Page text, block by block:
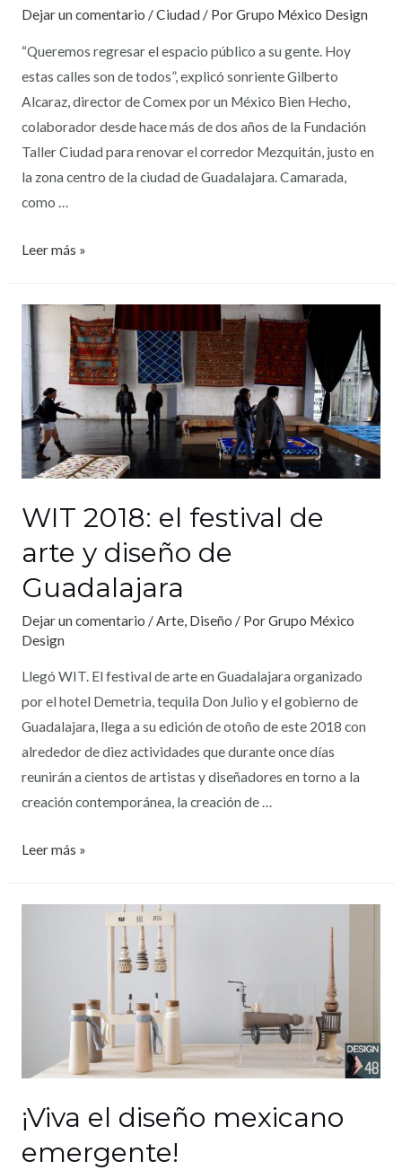
Dejar un comentario /Ciudad / PorGrupo México Design
“Queremos regresar el espacio público a su gente. Hoy
estas calles son de todos”, explicó sonriente Gilberto
Alcaraz, director de Comex por un México Bien Hecho,
colaborador desde hace más de dos años de la Fundación
Taller Ciudad para renovar el corredor Mezquitán, justo en
la zona centro de la ciudad de Guadalajara. Camarada,
como …
Leer más »
WIT 2018: el festival de
arte y diseño de
Guadalajara
Dejar un comentario / Arte, Diseño / PorGrupo México
Design
Llegó WIT. El festival de arte en Guadalajara organizado
por el hotel Demetria, tequila Don Julio y el gobierno de
Guadalajara, llega a su edición de otoño de este 2018 con
alrededor de diez actividades que durante once días
reunirán a cientos de artistas y diseñadores en torno a la
creación contemporánea, la creación de …
Leer más »
¡Viva el diseño mexicano
emergente!